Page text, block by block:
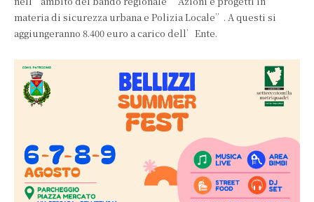
materia di sicurezza urbana e Polizia Locale”. A questi si
aggiungeranno 8.400 euro a carico dell’Ente.